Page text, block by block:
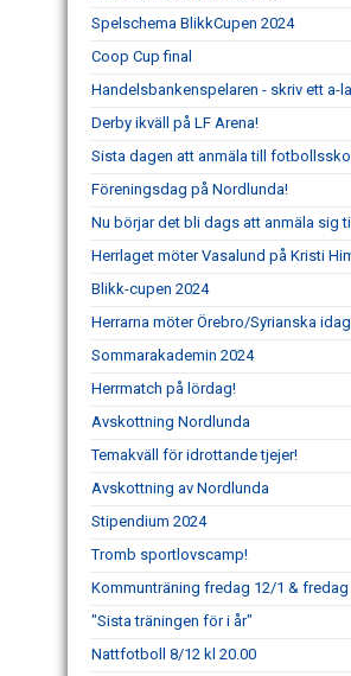
Spelschema BlikkCupen 2024
Coop Cup final
Handelsbankenspelaren - skriv ett a-
Derby ikväll på LF Arena!
Sista dagen att anmäla till
Föreningsdag på Nordlunda!
Nu börjar det bli dags att anmäla sig
Herrlaget möter Vasalund på Kristi
Blikk-cupen 2024
Herrarna möter Örebro/Syrianska
Sommarakademin 2024
Herrmatch på lördag!
Avskottning Nordlunda
Temakväll för idrottande tjejer!
Avskottning av Nordlunda
Stipendium 2024
Tromb sportlovscamp!
Kommunträning fredag 12/1 & fredag
"Sista träningen för i år"
Nattfotboll 8/12 kl 20.00